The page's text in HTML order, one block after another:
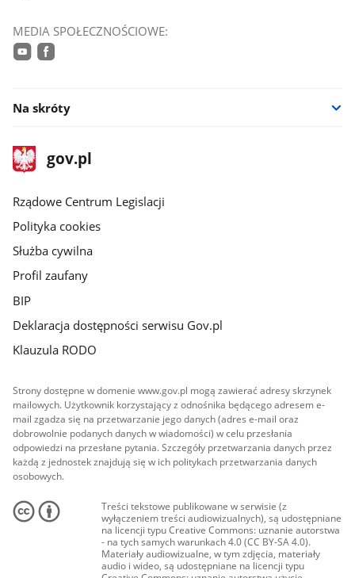
MEDIA SPOŁECZNOŚCIOWE:
Na skróty
stopka
gov.plStrona
gov.pl
Rządowe Centrum Legislacji
Polityka cookies
Służba cywilna
Profil zaufany
BIP
Deklaracja dostępności serwisu Gov.pl
Klauzula RODO
Strony dostępne w domenie www.gov.pl mogą zawierać adresy skrzynek
mailowych. Użytkownik korzystający z odnośnika będącego adresem e-
mail zgadza się na przetwarzanie jego danych (adres e-mail oraz
dobrowolnie podanych danych w wiadomości) w celu przesłania
odpowiedzi na przesłane pytania. Szczegóły przetwarzania danych przez
każdą z jednostek znajdują się w ich politykach przetwarzania danych
osobowych.
Treści tekstowe publikowane w serwisie (z
wyłączeniem treści audiowizualnych), są udostępniane
na licencji typu Creative Commons: uznanie autorstwa
- na tych samych warunkach 4.0 (CC BY-SA 4.0).
Materiały audiowizualne, w tym zdjęcia, materiały
audio i wideo, są udostępniane na licencji typu